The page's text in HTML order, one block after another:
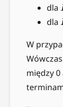
dla
dla
W
między